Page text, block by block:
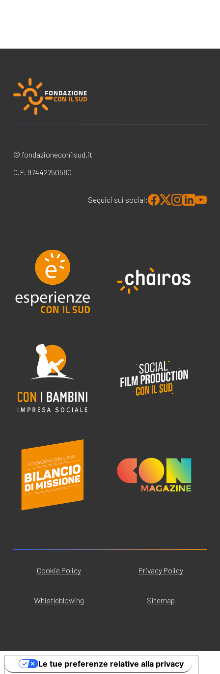
© fondazioneconilsud.it
C.F. 97442750580
Seguici sui social:
Cookie Policy Privacy Policy
Whistleblowing Sitemap
Le tue preferenze relative alla privacy